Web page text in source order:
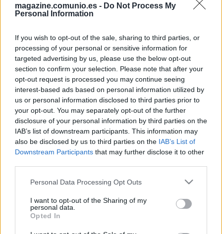
magazine.comunio.es - Do Not Process My
Personal Information
If you wish to opt-out of the sale, sharing to third parties, or
processing of your personal or sensitive information for
targeted advertising by us, please use the below opt-out
section to confirm your selection. Please note that after your
opt-out request is processed you may continue seeing
interest-based ads based on personal information utilized by
us or personal information disclosed to third parties prior to
your opt-out. You may separately opt-out of the further
disclosure of your personal information by third parties on the
IAB’s list of downstream participants. This information may
also be disclosed by us to third parties on the IAB’s List of
Downstream Participants that may further disclose it to other
Please note that this website/app uses one or more Google
not limited to your visit or usage behaviour. You may click to
grant or deny consent to Google and its third-party tags to
use your data for below specified purposes in below Google
consent section.
Personal Data Processing Opt Outs
I want to opt-out of the Sharing of my
personal data.
Opted In
perdedores de valor de mercado en Comunio entre el 19
Álex Baena, el más revalorizado
El mercado de Comunio ha presentado una tendencia más
o menos estable en los últimos 7 días, con una leve caída
total de 5 millones de euros. Cómo es lógico, hubo
jugadores que se revalorizaron en este periodo, siendo
Álex Baena
el protagonista de la mayor subida. El
centrocampista del Villarreal, noveno en el ranking de
puntos totales con 157, ha incrementado su cotización en
1,8 millones y pasa a tener un precio de oferta mínima de
El segundo puesto de subidas es para Rodrygo Goes
Real Madrid. El delantero brasileño ha marcado 3 goles y
repartido 3 asistencias en sus últimas cinco apariciones en
LaLiga y 8 tantos en sus últimos 10 partidos entre todas las